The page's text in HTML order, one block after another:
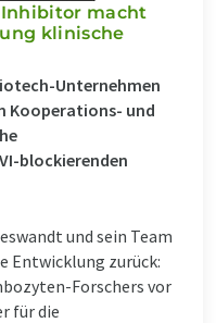
macht
klinische
Unternehmen
Kooperations- und
blockierenden
und sein Team
Entwicklung zurück:
Forschers vor
für die